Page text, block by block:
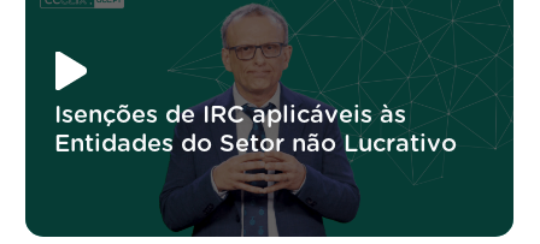
Isenções de IRC aplicáveis às
Entidades do Setor não Lucrativo